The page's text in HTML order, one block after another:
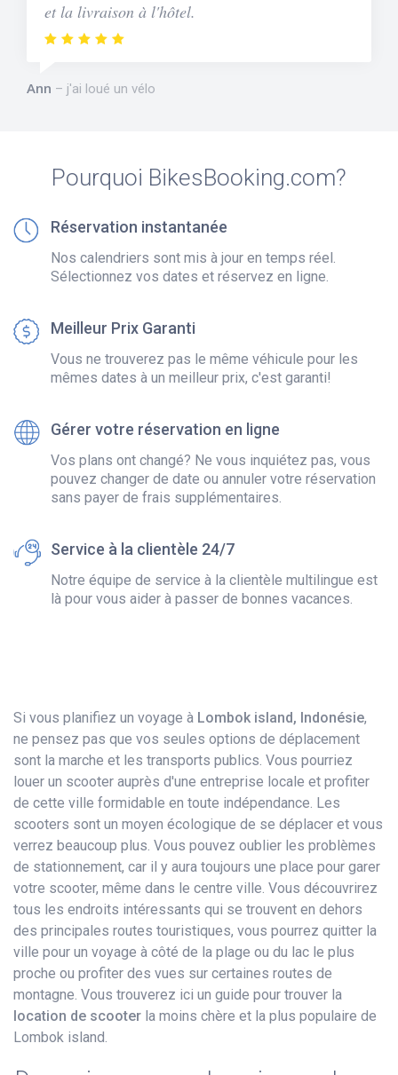
et la livraison à l'hôtel.
Ann j'ai loué un vélo
Pourquoi BikesBooking.com?
Réservation instantanée
Nos calendriers sont mis à jour en temps réel.
Sélectionnez vos dates et réservez en ligne.
Meilleur Prix Garanti
Vous ne trouverez pas le même véhicule pour les
mêmes dates à un meilleur prix, c'est garanti!
Gérer votre réservation en ligne
Vos plans ont changé? Ne vous inquiétez pas, vous
pouvez changer de date ou annuler votre réservation
sans payer de frais supplémentaires.
Service à la clientèle 24/7
Notre équipe de service à la clientèle multilingue est
là pour vous aider à passer de bonnes vacances.
Si vous planifiez un voyage à Lombok island, Indonésie,
ne pensez pas que vos seules options de déplacement
sont la marche et les transports publics. Vous pourriez
louer un scooter auprès d'une entreprise locale et profiter
de cette ville formidable en toute indépendance. Les
scooters sont un moyen écologique de se déplacer et vous
verrez beaucoup plus. Vous pouvez oublier les problèmes
de stationnement, car il y aura toujours une place pour garer
votre scooter, même dans le centre ville. Vous découvrirez
tous les endroits intéressants qui se trouvent en dehors
des principales routes touristiques, vous pourrez quitter la
ville pour un voyage à côté de la plage ou du lac le plus
proche ou profiter des vues sur certaines routes de
montagne. Vous trouverez ici un guide pour trouver la
location de scooter la moins chère et la plus populaire de
Lombok island.